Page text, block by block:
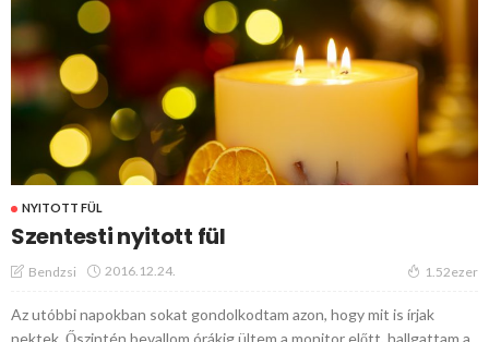
NYITOTT FÜL
Szentesti nyitott fül
Bendzsi 2016.12.24. 1.52ezer
Az utóbbi napokban sokat gondolkodtam azon, hogy mit is írjak
nektek. Őszintén bevallom órákig ültem a monitor előtt, hallgattam a